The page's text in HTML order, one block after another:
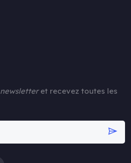
newsletteret recevez toutes les